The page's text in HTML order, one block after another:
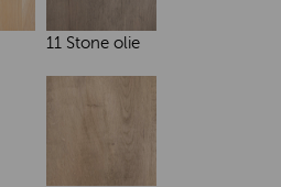
11 Stone olie